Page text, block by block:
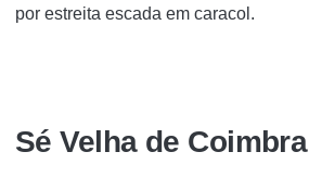
por estreita escada em caracol.
Sé Velha de Coimbra